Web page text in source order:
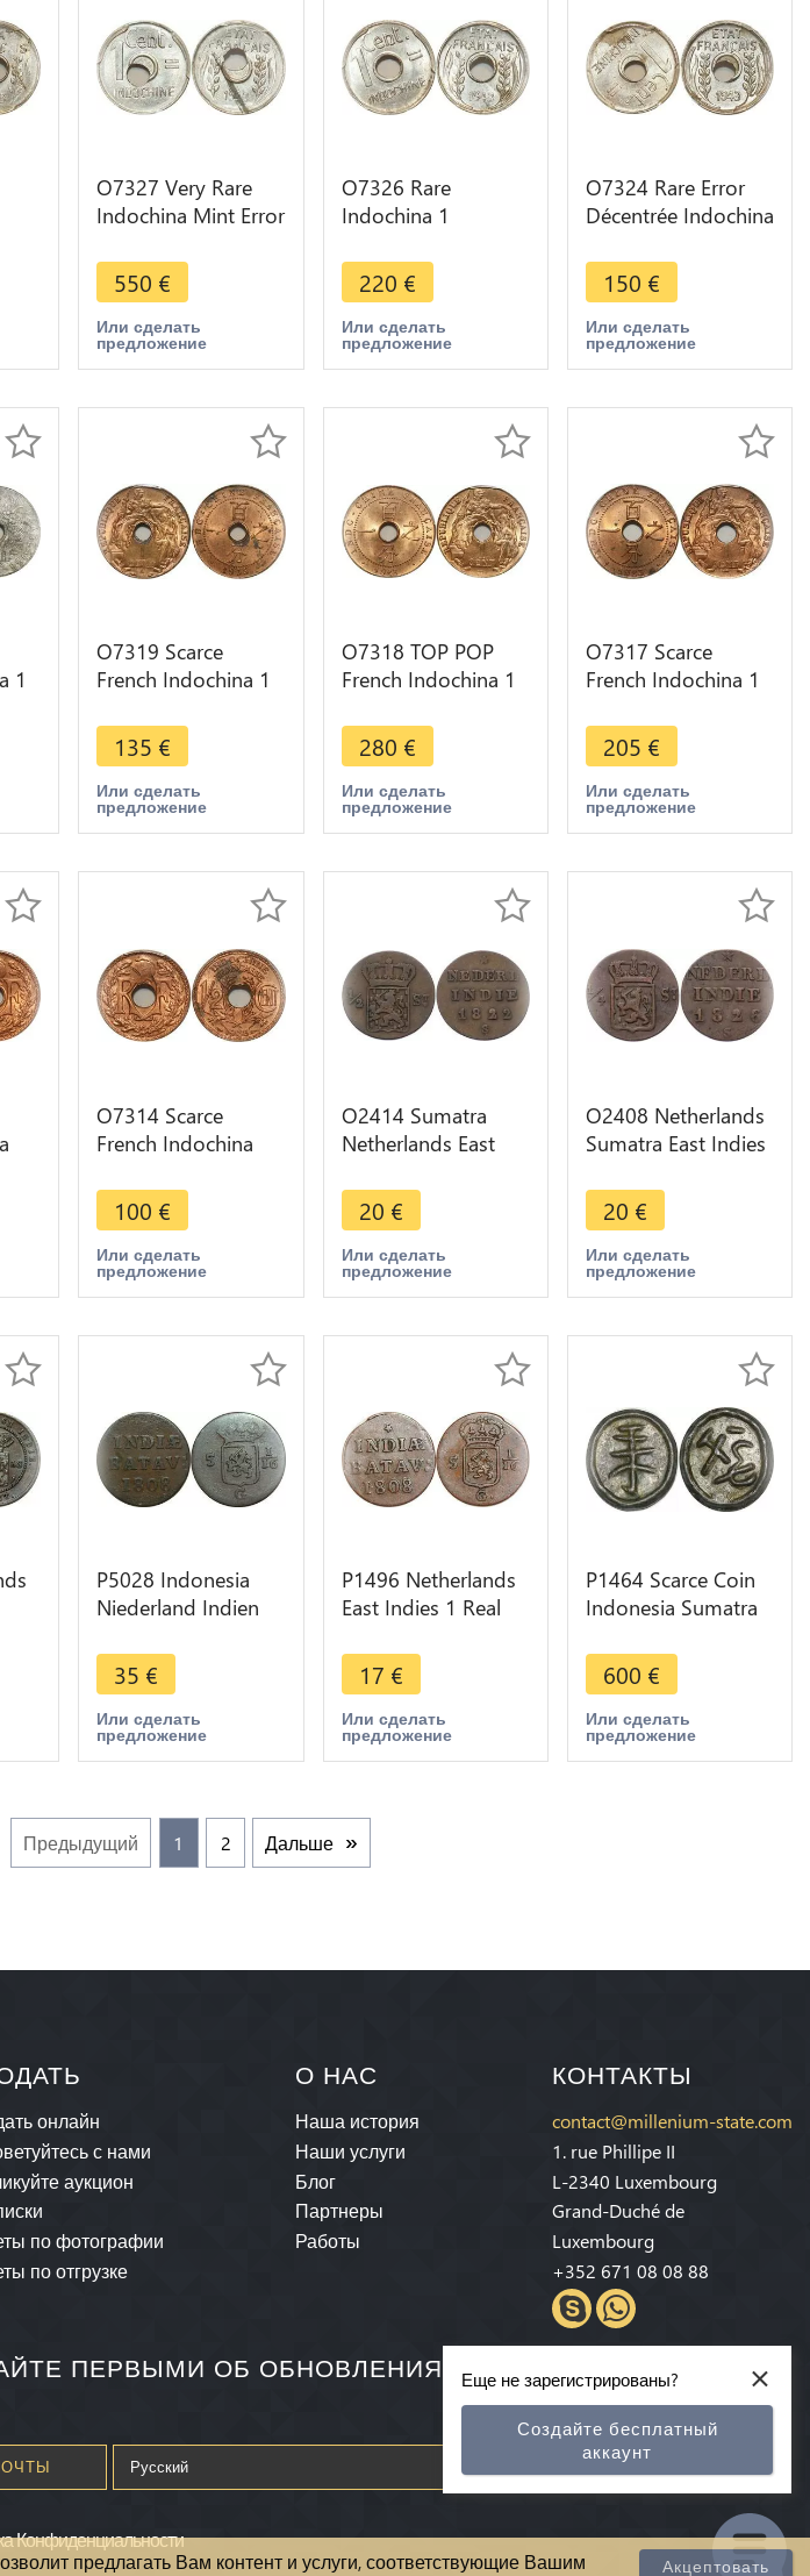
предлагать Вам контент и услуги, соответствующие Вашим
Акцептовать
O7327 Very Rare
Indochina Mint Error
Centime 1943 PCGS
MS64
550 €
Или сделать
предложение
O7326 Rare
Indochina 1
Rotation Error PCGS
MS64
220 €
Или сделать
предложение
O7324 Rare Error
Décentrée Indochina
PCGS MS63
150 €
Или сделать
предложение
1
O7319 Scarce
French Indochina 1
PCGS MS63 Red
Luster
135 €
Или сделать
предложение
O7318 TOP POP
French Indochina 1
NGC MS65 Red
Luster
280 €
Или сделать
предложение
O7317 Scarce
French Indochina 1
PCGS MS64 Red
Luster
205 €
Или сделать
предложение
O7314 Scarce
French Indochina
MS63 Red Luster
100 €
Или сделать
предложение
O2414 Sumatra
Netherlands East
Willem I 1822 ->
Make offer
20 €
Или сделать
предложение
O2408 Netherlands
Sumatra East Indies
1826 ->Make offer
20 €
Или сделать
предложение
P5028 Indonesia
Niederland Indien
Batavia -> Make
offer
35 €
Или сделать
предложение
P1496 Netherlands
East Indies 1 Real
offer
17 €
Или сделать
предложение
P1464 Scarce Coin
Indonesia Sumatra
>Make offer
600 €
Или сделать
предложение
Предыдущий 1 2 Дальше
онлайн
с нами
аукцион
по фотографии
по отгрузке
О НАС
Наша история
Наши услуги
Блог
Партнеры
Работы
КОНТАКТЫ
contact@millenium-state.com
1. rue Phillipe II
L-2340 Luxembourg
Grand-Duché de
Luxembourg
+352 671 08 08 88
ПЕРВЫМИ ОБ ОБНОВЛЕНИЯХ И СПЕЦИАЛЬНЫХ
Подписываться
Конфиденциальности
×
Еще не зарегистрированы?
Создайте бесплатный
аккаунт